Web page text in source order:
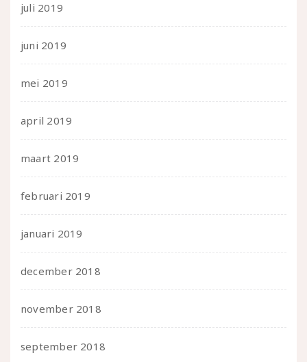
juli 2019
juni 2019
mei 2019
april 2019
maart 2019
februari 2019
januari 2019
december 2018
november 2018
september 2018